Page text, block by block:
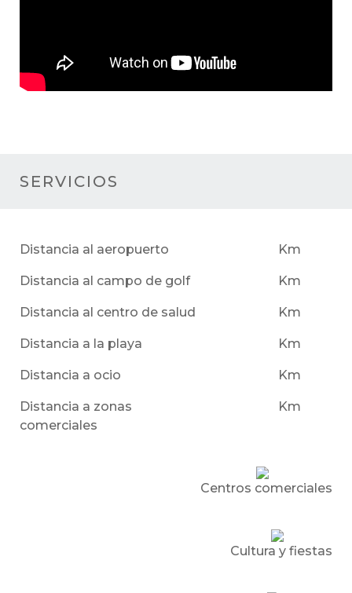
SERVICIOS
Distancia al aeropuerto Km
Distancia al campo de golf Km
Distancia al centro de salud Km
Distancia a la playa Km
Distancia a ocio Km
Distancia a zonas
comerciales
Km
Centros comerciales
Cultura y fiestas